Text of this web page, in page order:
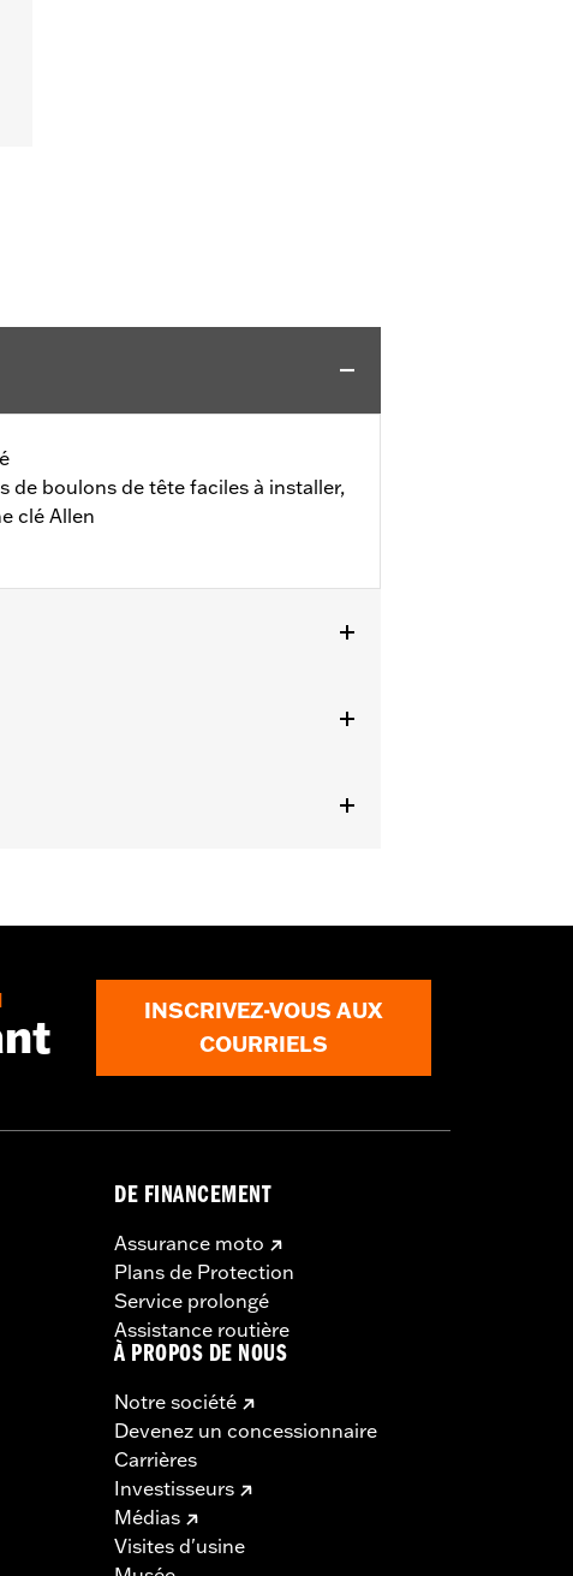
de boulons de tête faciles à installer,
clé Allen
INSCRIVEZ-VOUS AUX
COURRIELS
DE FINANCEMENT
Assurance moto
Plans de Protection
Service prolongé
Assistance routière
À PROPOS DE NOUS
Notre société
Devenez un concessionnaire
Carrières
Investisseurs
Médias
Visites d'usine